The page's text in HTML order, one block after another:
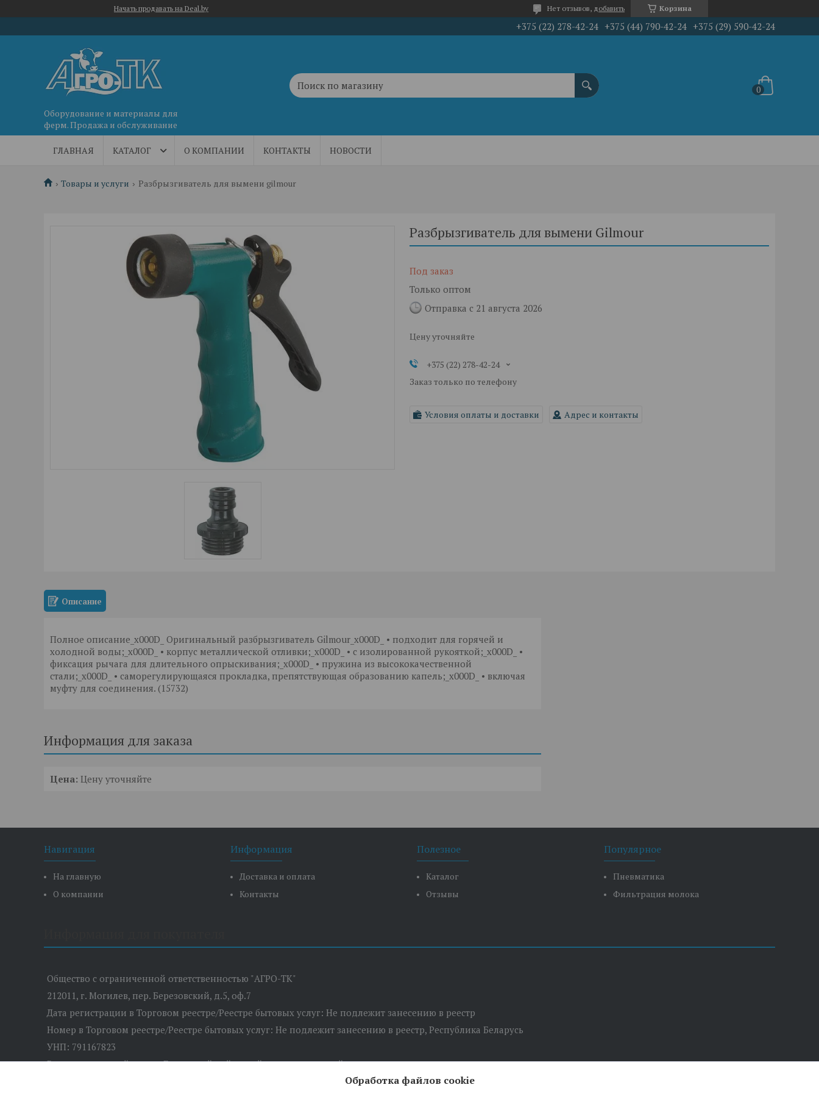
Начать продавать на Deal.by Корзина
Нет отзывов, добавить
+375 (22) 278-42-24 +375 (44) 790-42-24 +375 (29) 590-42-24
Оборудование и материалы для
ферм. Продажа и обслуживание
ГЛАВНАЯ КАТАЛОГ О КОМПАНИИ КОНТАКТЫ НОВОСТИ
Товары и услуги Разбрызгиватель для вымени gilmour
Разбрызгиватель для вымени Gilmour
Под заказ
Только оптом
Отправка с 21 августа 2026
Цену уточняйте
+375 (22) 278-42-24
Заказ только по телефону
Условия оплаты и доставки Адрес и контакты
Описание
Полное описание_x000D_ Оригинальный разбрызгиватель Gilmour_x000D_ • подходит для горячей и
холодной воды;_x000D_ • корпус металлической отливки;_x000D_ • с изолированной рукояткой;_x000D_ •
фиксация рычага для длительного опрыскивания;_x000D_ • пружина из высококачественной
стали;_x000D_ • саморегулирующаяся прокладка, препятствующая образованию капель;_x000D_ • включая
муфту для соединения. (15732)
Информация для заказа
Цена: Цену уточняйте
Навигация
На главную
О компании
Информация
Доставка и оплата
Контакты
Полезное
Каталог
Отзывы
Популярное
Пневматика
Фильтрация молока
Общество с ограниченной ответственностью "АГРО-ТК"
212011, г. Могилев, пер. Березовский, д.5, оф.7
Дата регистрации в Торговом реестре/Реестре бытовых услуг: Не подлежит занесению в реестр
Номер в Торговом реестре/Реестре бытовых услуг: Не подлежит занесению в реестр, Республика Беларусь
УНП: 791167823
Регистрационный орган: Быховский районный исполнительный комитет
Обработка файлов cookie